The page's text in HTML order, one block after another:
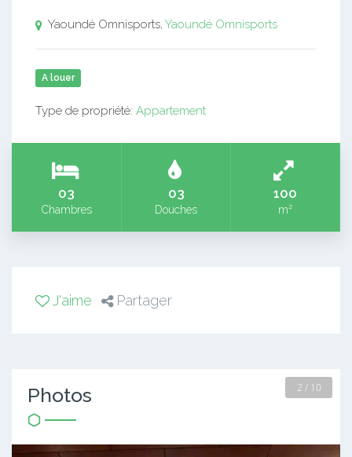
Yaoundé Omnisports, Yaoundé Omnisports
A louer
Type de propriété: Appartement
03
Chambres
03
Douches
100
m²
J'aime Partager
Photos 2 / 10